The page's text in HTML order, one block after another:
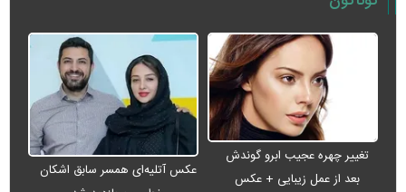
تغییر چهره عجیب ابرو گوندش
بعد از عمل زیبایی + عکس
عکس آتلیه‌ای همسر سابق اشکان